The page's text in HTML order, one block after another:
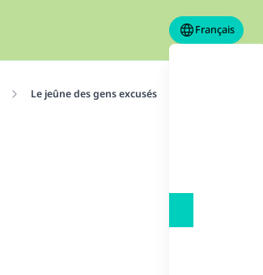
Français
Le jeûne des gens excusés